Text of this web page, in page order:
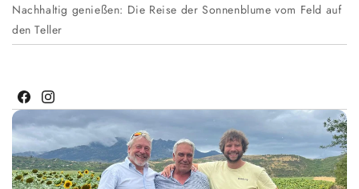
Nachhaltig genießen: Die Reise der Sonnenblume vom Feld auf
den Teller
Facebook
Instagram